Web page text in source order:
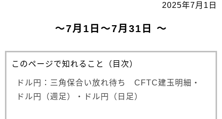
2025年7月1日
～7月1日～7月31日 ～
このページで知れること（目次）
ドル円：三角保合い放れ待ち CFTC建玉明細・
ドル円（週足）・ドル円（日足）